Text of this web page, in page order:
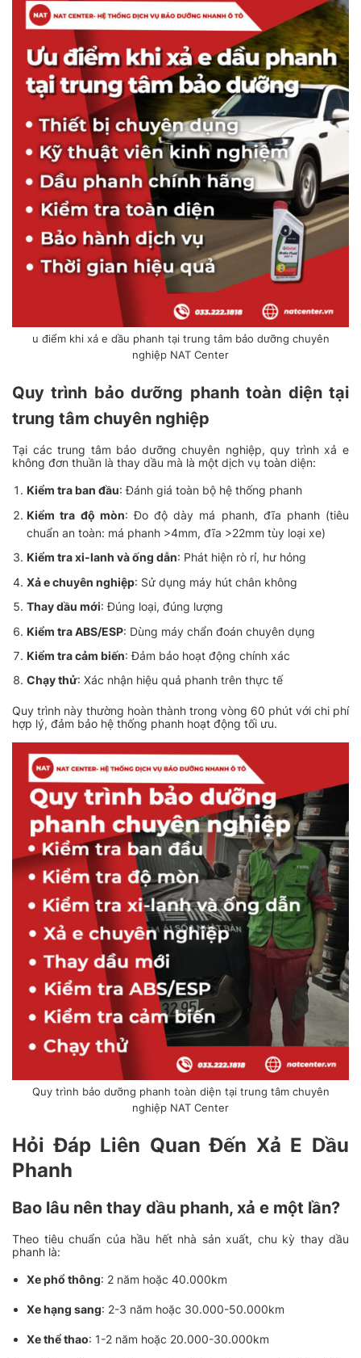
u điểm khi xả e dầu phanh tại trung tâm bảo dưỡng chuyên
nghiệp NAT Center
Quy trình bảo dưỡng phanh toàn diện tại
trung tâm chuyên nghiệp
Tại các trung tâm bảo dưỡng chuyên nghiệp, quy trình xả e
không đơn thuần là thay dầu mà là một dịch vụ toàn diện:
Kiểm tra ban đầu: Đánh giá toàn bộ hệ thống phanh
Kiểm tra độ mòn: Đo độ dày má phanh, đĩa phanh (tiêu
chuẩn an toàn: má phanh >4mm, đĩa >22mm tùy loại xe)
Kiểm tra xi-lanh và ống dẫn: Phát hiện rò rỉ, hư hỏng
Xả e chuyên nghiệp: Sử dụng máy hút chân không
Thay dầu mới: Đúng loại, đúng lượng
Kiểm tra ABS/ESP: Dùng máy chẩn đoán chuyên dụng
Kiểm tra cảm biến: Đảm bảo hoạt động chính xác
Chạy thử: Xác nhận hiệu quả phanh trên thực tế
Quy trình này thường hoàn thành trong vòng 60 phút với chi phí
hợp lý, đảm bảo hệ thống phanh hoạt động tối ưu.
Quy trình bảo dưỡng phanh toàn diện tại trung tâm chuyên
nghiệp NAT Center
Hỏi Đáp Liên Quan Đến Xả E Dầu
Phanh
Bao lâu nên thay dầu phanh, xả e một lần?
Theo tiêu chuẩn của hầu hết nhà sản xuất, chu kỳ thay dầu
phanh là:
Xe phổ thông: 2 năm hoặc 40.000km
Xe hạng sang: 2-3 năm hoặc 30.000-50.000km
Xe thể thao: 1-2 năm hoặc 20.000-30.000km